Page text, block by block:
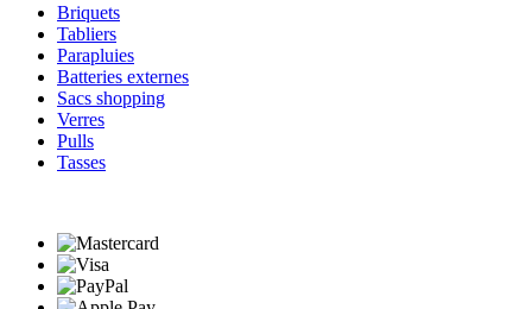
Briquets
Tabliers
Parapluies
Batteries externes
Sacs shopping
Verres
Pulls
Tasses